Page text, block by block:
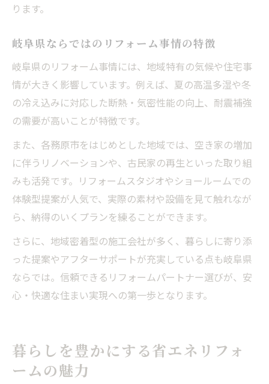
ります。
岐阜県ならではのリフォーム事情の特徴
岐阜県のリフォーム事情には、地域特有の気候や住宅事
情が大きく影響しています。例えば、夏の高温多湿や冬
の冷え込みに対応した断熱・気密性能の向上、耐震補強
の需要が高いことが特徴です。
また、各務原市をはじめとした地域では、空き家の増加
に伴うリノベーションや、古民家の再生といった取り組
みも活発です。リフォームスタジオやショールームでの
体験型提案が人気で、実際の素材や設備を見て触れなが
ら、納得のいくプランを練ることができます。
さらに、地域密着型の施工会社が多く、暮らしに寄り添
った提案やアフターサポートが充実している点も岐阜県
ならでは。信頼できるリフォームパートナー選びが、安
心・快適な住まい実現への第一歩となります。
暮らしを豊かにする省エネリフォ
ームの魅力